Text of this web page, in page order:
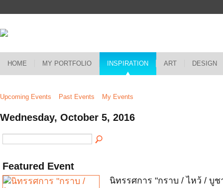
HOME MY PORTFOLIO INSPIRATION ART DESIGN
Upcoming Events Past Events My Events
Wednesday, October 5, 2016
Featured Event
นิทรรศการ "กราบ / ไหว้ / บูช